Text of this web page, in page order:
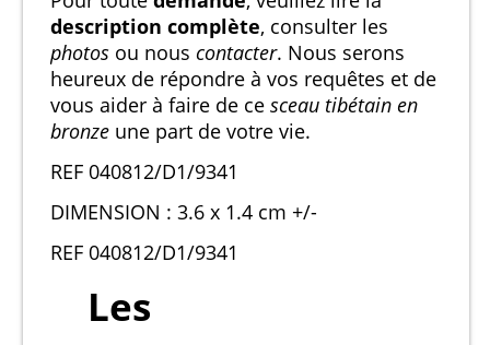
description complète, consulter les
photos ou nous contacter. Nous serons
heureux de répondre à vos requêtes et de
vous aider à faire de ce sceau tibétain en
bronze une part de votre vie.
REF 040812/D1/9341
DIMENSION : 3.6 x 1.4 cm +/-
REF 040812/D1/9341
Les